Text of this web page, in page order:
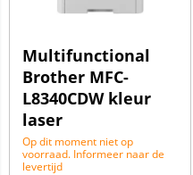
Multifunctional
Brother MFC-
L8340CDW kleur
laser
Op dit moment niet op
voorraad. Informeer naar de
levertijd